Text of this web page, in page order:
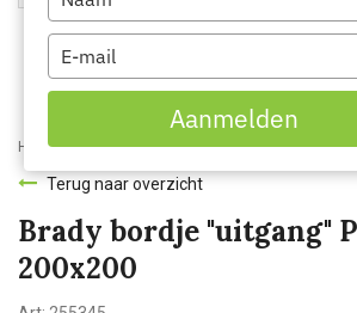
Home Webshop Veiligheidsartikelen
Terug naar overzicht
Brady bordje "uitgang"
200x200
your
name
Type
your
email
Aanmelden